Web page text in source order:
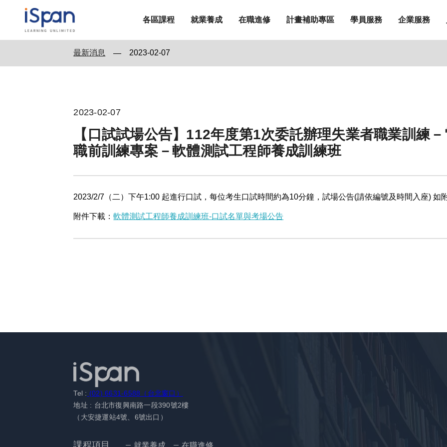
各區課程 就業養成 在職進修 計畫補助專區 學員服務 企業服務
最新消息 — 2023-02-07
2023-02-07
【口試試場公告】112年度第1次委託辦理失業者職業訓練
職前訓練專案－軟體測試工程師養成訓練班
2023/2/7（二）下午1:00 起進行口試，每位考生口試時間約為10分鐘，試場公告(請依編號及時間入座) 如
附件下載：軟體測試工程師養成訓練班-口試名單與考場公告
Tel : (02) 6631-6588（台北窗口）
地址 : 台北市復興南路一段390號2樓
（大安捷運站4號、6號出口）
課程項目 就業養成 在職進修